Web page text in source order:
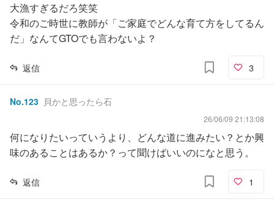
大漁すぎるだろ笑笑
令和のご時世に教師が「ご家庭でどんな育て方をしてるん
だ」なんてGTOでも言わないよ？
返信 3
No.123 貝かと思ったら石
26/06/09 21:13:08
何になりたいっていうより、どんな道に進みたい？とか興
味のあることはあるか？って聞けばいいのになと思う。
返信 1